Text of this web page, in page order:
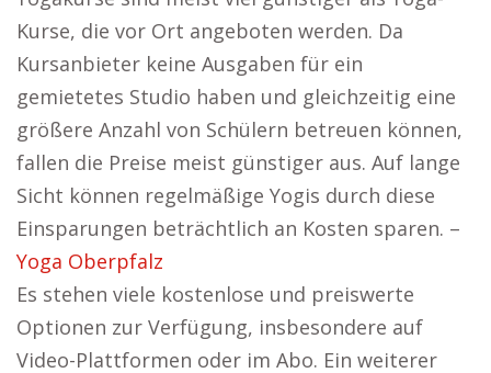
Kurse, die vor Ort angeboten werden. Da
Kursanbieter keine Ausgaben für ein
gemietetes Studio haben und gleichzeitig eine
größere Anzahl von Schülern betreuen können,
fallen die Preise meist günstiger aus. Auf lange
Sicht können regelmäßige Yogis durch diese
Einsparungen beträchtlich an Kosten sparen. –
Yoga Oberpfalz
Es stehen viele kostenlose und preiswerte
Optionen zur Verfügung, insbesondere auf
Video-Plattformen oder im Abo. Ein weiterer